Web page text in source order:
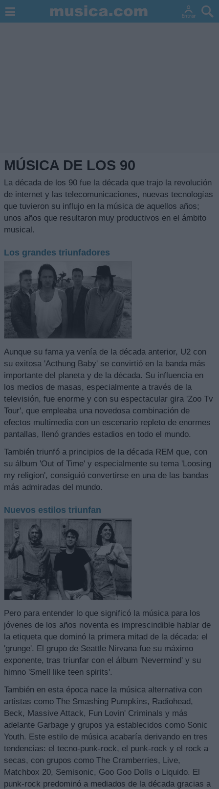
MÚSICA DE LOS 90
La década de los 90 fue la década que trajo la revolución
de internet y las telecomunicaciones, nuevas tecnologías
que tuvieron su influjo en la música de aquellos años;
unos años que resultaron muy productivos en el ámbito
musical.
Los grandes triunfadores
Aunque su fama ya venía de la década anterior, U2 con
su exitosa 'Acthung Baby' se convirtió en la banda más
importante del planeta y de la década. Su influencia en
los medios de masas, especialmente a través de la
televisión, fue enorme y con su espectacular gira 'Zoo Tv
Tour', que empleaba una novedosa combinación de
efectos multimedia con un escenario repleto de enormes
pantallas, llenó grandes estadios en todo el mundo.
También triunfó a principios de la década REM que, con
su álbum 'Out of Time' y especialmente su tema 'Loosing
my religion', consiguió convertirse en una de las bandas
más admiradas del mundo.
Nuevos estilos triunfan
Pero para entender lo que significó la música para los
jóvenes de los años noventa es imprescindible hablar de
la etiqueta que dominó la primera mitad de la década: el
'grunge'. El grupo de Seattle Nirvana fue su máximo
exponente, tras triunfar con el álbum 'Nevermind' y su
himno 'Smell like teen spirits'.
También en esta época nace la música alternativa con
artistas como The Smashing Pumpkins, Radiohead,
Beck, Massive Attack, Fun Lovin' Criminals y más
adelante Garbage y grupos ya establecidos como Sonic
Youth. Este estilo de música acabaría derivando en tres
tendencias: el tecno-punk-rock, el punk-rock y el rock a
secas, con grupos como The Cramberries, Live,
Matchbox 20, Semisonic, Goo Goo Dolls o Liquido. El
punk-rock predominó a mediados de la década gracias a